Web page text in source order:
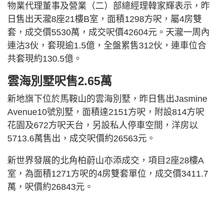
物業代理董事及營業（二）部總經理韓家輝表示，昨
日售出天瀧8座21樓B室，面積1298方呎，屬4房雙
套，成交價5530萬，成交呎價42604元。天瀧一周內
連沽3伙，套現逾1.5億，全盤累售312伙，連車位合
共套現約130.5億。
雲海別墅呎售2.65萬
新地旗下位於馬鞍山的雲海別墅，昨日售出Jasmine
Avenue10號別墅，面積達2151方呎，附設814方呎
花園及672方呎天台，另設私人停車空間，洋房以
5713.6萬售出，成交呎價約26563元。
新世界發展的北角柏蔚山亦添成交，項目2座28樓A
室，為面積1271方呎的4房雙套單位，成交價3411.7
萬，呎價約26843元。